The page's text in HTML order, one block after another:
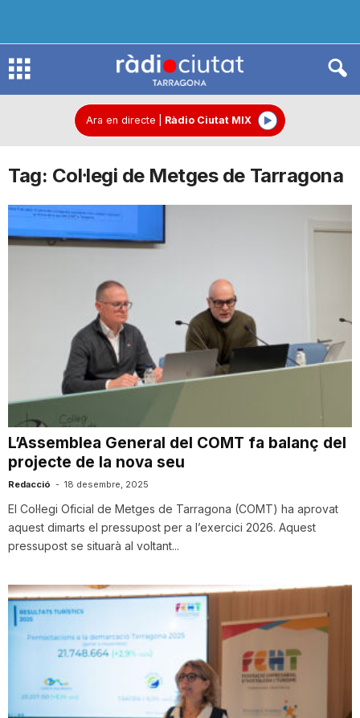
R
d
u
t
a
t
d
Ara en directe Ràdio Ciutat MIX
Tag: Col·legi de Metges de Tarragona
L’Assemblea General del COMT fa balanç del
projecte de la nova seu
Redacció - 18 desembre, 2025
El Col·legi Oficial de Metges de Tarragona (COMT) ha aprovat
aquest dimarts el pressupost per a l’exercici 2026. Aquest
pressupost se situarà al voltant...